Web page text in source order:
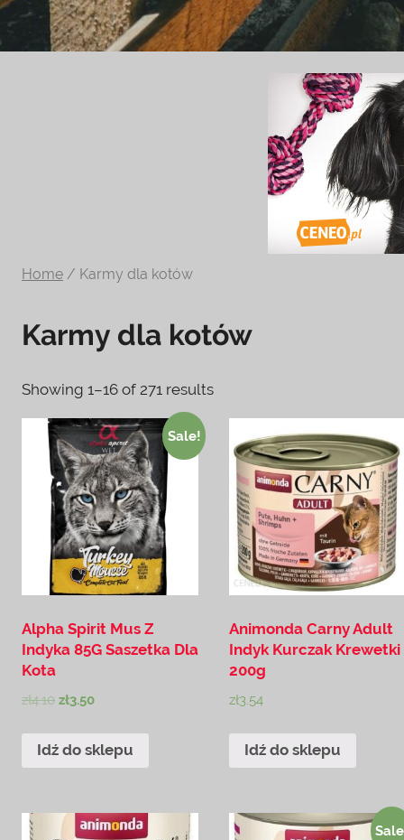
Zoologiczny
ciekawe
informacje
na
Home / Karmy dla kotów
Karmy dla kotów
Showing 1–16 of 271 results
Sale!
Alpha Spirit Mus Z
Indyka 85G Saszetka Dla
Kota
zł4.10 zł3.50
Idź do sklepu
Animonda Carny Adult
Indyk Kurczak Krewetki
200g
zł3.54
Idź do sklepu